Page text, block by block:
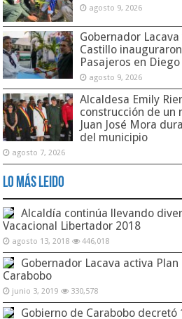
agosto 9, 2026
Gobernador
Castillo
Pasajeros en
agosto 9, 2026
Alcaldesa Emily
construcción de un
Juan José Mora
del municipio
agosto 7, 2026
Lo Más Leido
Alcaldía continúa llevando
Vacacional Libertador 2018
agosto 13, 2018 446,018
Gobernador Lacava activa Plan
Carabobo
junio 3, 2019 330,578
Gobierno de Carabobo